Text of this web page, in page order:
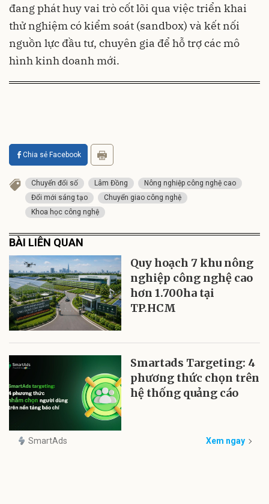
đang phát huy vai trò cốt lõi qua việc triển khai
thử nghiệm có kiểm soát (sandbox) và kết nối
nguồn lực đầu tư, chuyên gia để hỗ trợ các mô
hình kinh doanh mới.
Chia sẻ Facebook
Chuyển đổi số Lâm Đồng
Nông nghiệp công nghệ cao
Đổi mới sáng tạo
Chuyển giao công nghệ
Khoa học công nghệ
BÀI LIÊN QUAN
Quy hoạch 7 khu nông
nghiệp công nghệ cao
hơn 1.700ha tại
TP.HCM
Smartads Targeting: 4
phương thức chọn trên
hệ thống quảng cáo
SmartAds Xem ngay